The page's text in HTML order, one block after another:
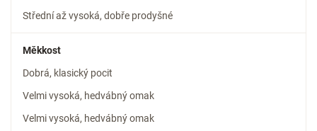
Střední až vysoká, dobře prodyšné
Měkkost
Dobrá, klasický pocit
Velmi vysoká, hedvábný omak
Velmi vysoká, hedvábný omak